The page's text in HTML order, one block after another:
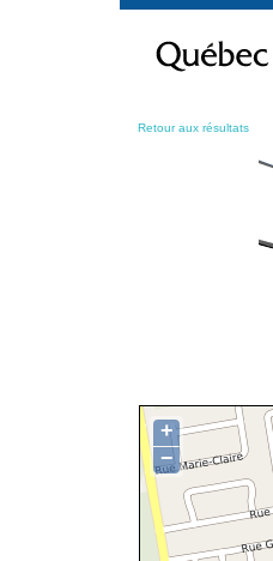
contenu
Retour aux résultats
+
−